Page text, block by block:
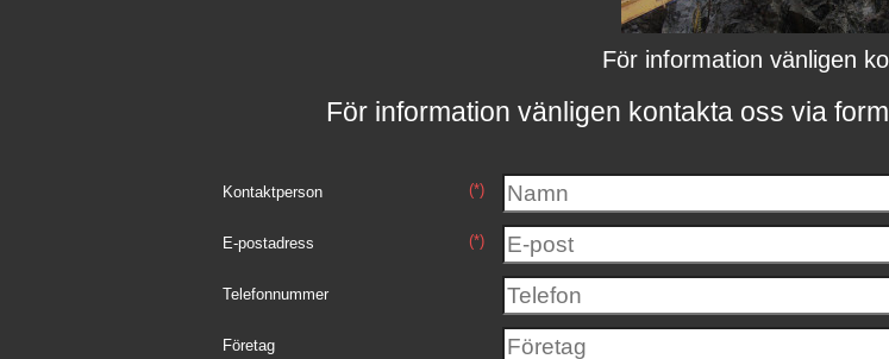
För information vänligen
För information vänligen kontakta oss via
Kontaktperson (*)
E-postadress (*)
Telefonnummer
Företag